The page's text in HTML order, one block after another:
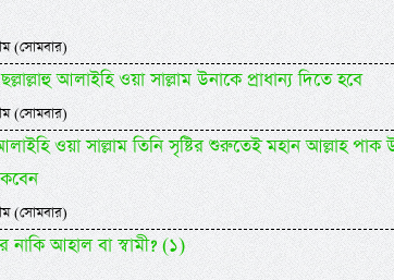
(সোমবার)
আলাইহি ওয়া সাল্লাম উনাকে প্রাধান্য দিতে হবে
(সোমবার)
ওয়া সাল্লাম তিনি সৃষ্টির শুরুতেই মহান আল্লাহ
(সোমবার)
নাকি আহাল বা স্বামী? (১)